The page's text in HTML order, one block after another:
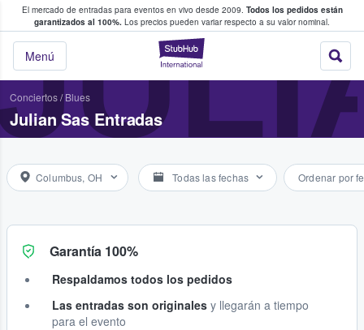
El mercado de entradas para eventos en vivo desde 2009. Todos los pedidos están
garantizados al 100%. Los precios pueden variar respecto a su valor nominal.
StubHub:
Menú
y venta de entradas entre fans
Conciertos/ Blues
Julian Sas Entradas
Columbus, OH Todas las fechas Ordenar por
Garantía 100%
Respaldamos todos los pedidos
Las entradas son originales y llegarán a tiempo
para el evento